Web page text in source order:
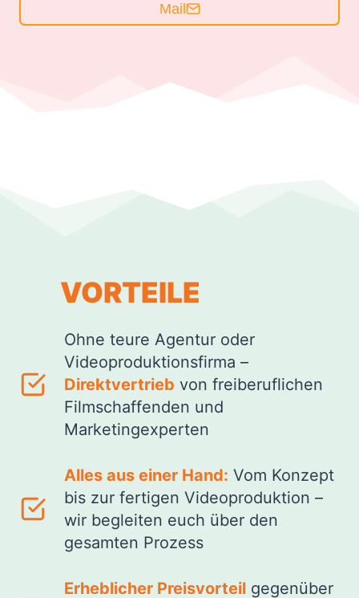
Mail
VORTEILE
Ohne teure Agentur oder
Videoproduktionsfirma –
Direktvertrieb von freiberuflichen
Filmschaffenden und
Marketingexperten
Alles aus einer Hand: Vom Konzept
bis zur fertigen Videoproduktion –
wir begleiten euch über den
gesamten Prozess
Erheblicher Preisvorteil gegenüber